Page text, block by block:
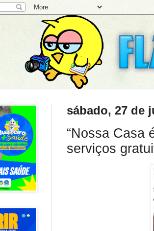
sábado, 27 de
“Nossa Casa
serviços